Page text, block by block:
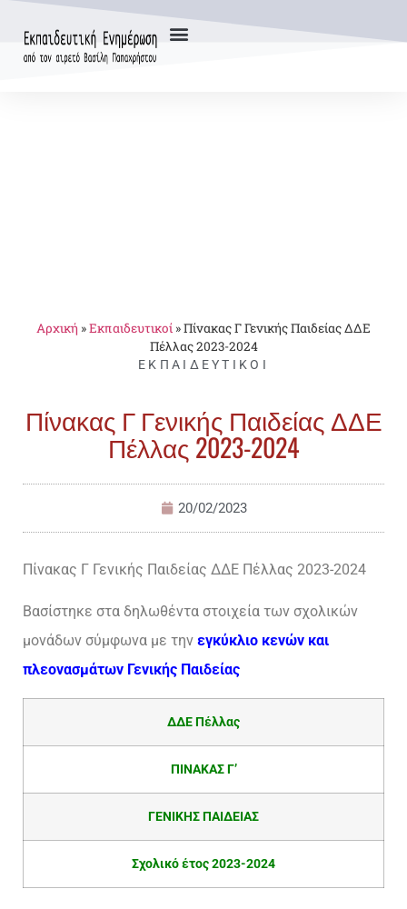
Αρχική »Εκπαιδευτικοί »Πίνακας Γ Γενικής Παιδείας ΔΔΕ
Πέλλας 2023-2024
ΕΚΠΑΙΔΕΥΤΙΚΟΊ
Πίνακας Γ Γενικής Παιδείας ΔΔΕ
Πέλλας 2023-2024
20/02/2023
Πίνακας Γ Γενικής Παιδείας ΔΔΕ Πέλλας 2023-2024
Βασίστηκε στα δηλωθέντα στοιχεία των σχολικών
μονάδων σύμφωνα με την εγκύκλιο κενών και
πλεονασμάτων Γενικής Παιδείας
ΔΔΕ Πέλλας
ΠΙΝΑΚΑΣ Γ’
ΓΕΝΙΚΗΣ ΠΑΙΔΕΙΑΣ
Σχολικό έτος 2023-2024